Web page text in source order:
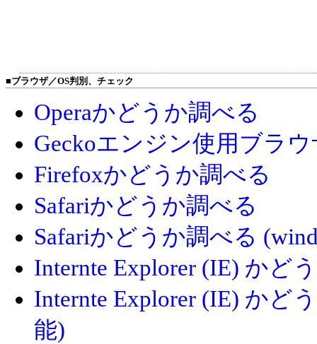
■ブラウザ／OS判別、チェック
Operaかどうか調べる
Geckoエンジン使用ブラ
Firefoxかどうか調べる
Safariかどうか調べる
Safariかどうか調べる
Internte Explorer (IE) かど
Internte Explorer (IE) かど
能)